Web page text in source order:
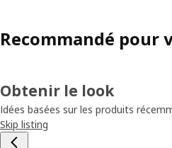
Recommandé pour
Obtenir le look
Idées basées sur les produits
Skip listing